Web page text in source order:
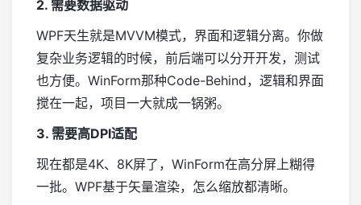
2. 需要数据驱动
WPF天生就是MVVM模式，界面和逻辑分离。你做
复杂业务逻辑的时候，前后端可以分开开发，测试
也方便。WinForm那种Code-Behind，逻辑和界面
搅在一起，项目一大就成一锅粥。
3. 需要高DPI适配
现在都是4K、8K屏了，WinForm在高分屏上糊得
一批。WPF基于矢量渲染，怎么缩放都清晰。